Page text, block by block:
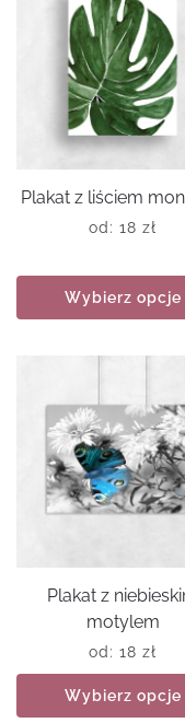
Plakat z liściem
od: 18 zł
Wybierz opcje
Plakat z
motylem
od: 18 zł
Wybierz opcje